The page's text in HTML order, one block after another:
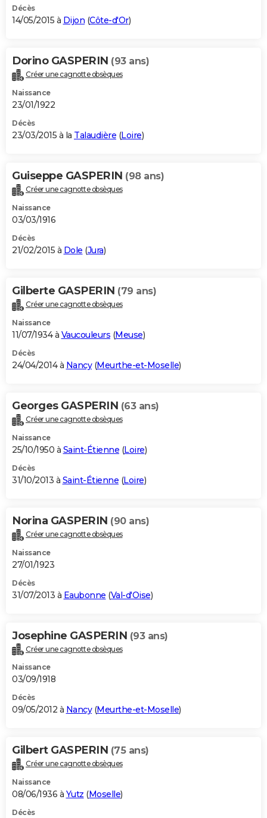
Décès
14/05/2015 à Dijon (Côte-d'Or)
Dorino GASPERIN (93 ans)
Créer une cagnotte obsèques
Naissance
23/01/1922
Décès
23/03/2015 à la Talaudière (Loire)
Guiseppe GASPERIN (98 ans)
Créer une cagnotte obsèques
Naissance
03/03/1916
Décès
21/02/2015 à Dole (Jura)
Gilberte GASPERIN (79 ans)
Créer une cagnotte obsèques
Naissance
11/07/1934 à Vaucouleurs (Meuse)
Décès
24/04/2014 à Nancy(Meurthe-et-Moselle)
Georges GASPERIN (63 ans)
Créer une cagnotte obsèques
Naissance
25/10/1950 à Saint-Étienne (Loire)
Décès
31/10/2013 à Saint-Étienne (Loire)
Norina GASPERIN (90 ans)
Créer une cagnotte obsèques
Naissance
27/01/1923
Décès
31/07/2013 à Eaubonne (Val-d'Oise)
Josephine GASPERIN (93 ans)
Créer une cagnotte obsèques
Naissance
03/09/1918
Décès
09/05/2012 à Nancy(Meurthe-et-Moselle)
Gilbert GASPERIN (75 ans)
Créer une cagnotte obsèques
Naissance
08/06/1936 à Yutz (Moselle)
Décès